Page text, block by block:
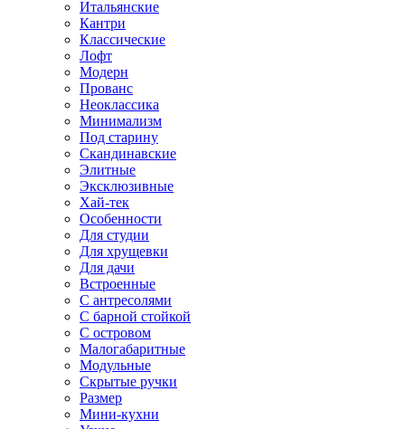
Итальянские
Кантри
Классические
Лофт
Модерн
Прованс
Неоклассика
Минимализм
Под старину
Скандинавские
Элитные
Эксклюзивные
Хай-тек
Особенности
Для студии
Для хрущевки
Для дачи
Встроенные
С антресолями
С барной стойкой
С островом
Малогабаритные
Модульные
Скрытые ручки
Размер
Мини-кухни